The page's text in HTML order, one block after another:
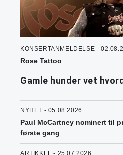
KONSERTANMELDELSE -
Rose Tattoo
Gamle hunder vet
NYHET - 05.08.2026
Paul McCartney nominert til
første gang